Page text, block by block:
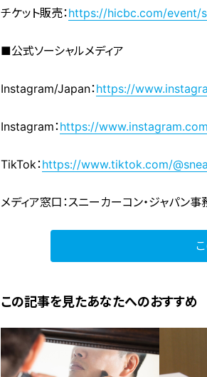
チケット販売：https://hicbc.com/event/
■公式ソーシャルメディア
Instagram/Japan：https://
Instagram：https://
TikTok：https://www.tiktok.com/
メディア窓口：スニーカーコン・ジャ
この記事を見たあなたへのおすすめ